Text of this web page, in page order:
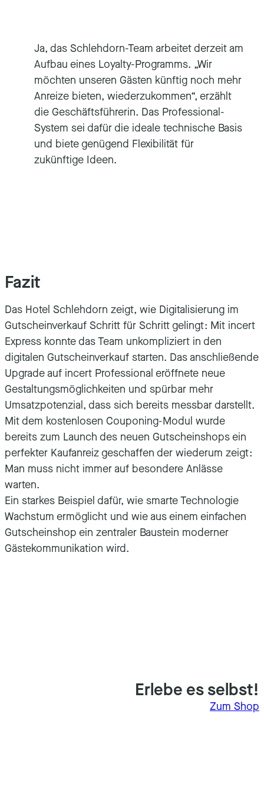
Ja, das Schlehdorn-Team arbeitet derzeit am
Aufbau eines Loyalty-Programms. „Wir
möchten unseren Gästen künftig noch mehr
Anreize bieten, wiederzukommen“, erzählt
die Geschäftsführerin. Das Professional-
System sei dafür die ideale technische Basis
und biete genügend Flexibilität für
zukünftige Ideen.
Fazit
Das Hotel Schlehdorn zeigt, wie Digitalisierung im
Gutscheinverkauf Schritt für Schritt gelingt: Mit incert
Express konnte das Team unkompliziert in den
digitalen Gutscheinverkauf starten. Das anschließende
Upgrade auf incert Professional eröffnete neue
Gestaltungsmöglichkeiten und spürbar mehr
Umsatzpotenzial, dass sich bereits messbar darstellt.
Mit dem kostenlosen Couponing-Modul wurde
bereits zum Launch des neuen Gutscheinshops ein
perfekter Kaufanreiz geschaffen der wiederum zeigt:
Man muss nicht immer auf besondere Anlässe
warten.
Ein starkes Beispiel dafür, wie smarte Technologie
Wachstum ermöglicht und wie aus einem einfachen
Gutscheinshop ein zentraler Baustein moderner
Gästekommunikation wird.
Erlebe es selbst!
Zum Shop